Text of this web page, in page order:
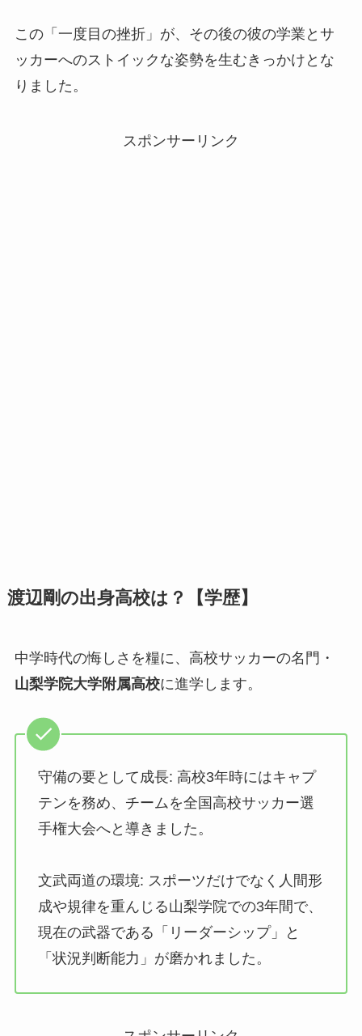
この「一度目の挫折」が、その後の彼の学業とサ
ッカーへのストイックな姿勢を生むきっかけとな
りました。
スポンサーリンク
渡辺剛の出身高校は？【学歴】
中学時代の悔しさを糧に、高校サッカーの名門・
山梨学院大学附属高校に進学します。
守備の要として成長: 高校3年時にはキャプ
テンを務め、チームを全国高校サッカー選
手権大会へと導きました。
文武両道の環境: スポーツだけでなく人間形
成や規律を重んじる山梨学院での3年間で、
現在の武器である「リーダーシップ」と
「状況判断能力」が磨かれました。